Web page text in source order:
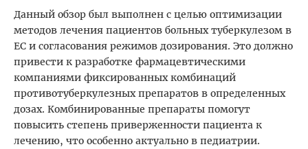
Данный обзор был выполнен с целью оптимизации
методов лечения пациентов больных туберкулезом в
ЕС и согласования режимов дозирования. Это должно
привести к разработке фармацевтическими
компаниями фиксированных комбинаций
противотуберкулезных препаратов в определенных
дозах. Комбинированные препараты помогут
повысить степень приверженности пациента к
лечению, что особенно актуально в педиатрии.